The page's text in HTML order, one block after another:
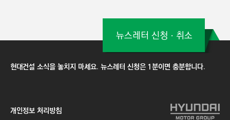
현대건설 소식을 놓치지 마세요. 뉴스레터 신청은 1분이면 충분합니다.
뉴스레터 신청ㆍ취소
개인정보 처리방침